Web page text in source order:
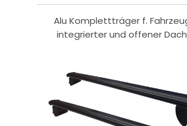
Alu Komplettträger f.
integrierter und offener